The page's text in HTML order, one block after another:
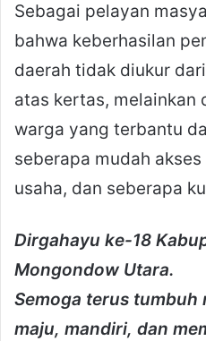
Sebagai pelayan
bahwa keberhasilan
daerah tidak diukur
atas kertas, melainkan
warga yang terbantu
seberapa mudah
usaha, dan seberapa
Dirgahayu ke-18
Mongondow Utara.
Semoga terus tumbuh
maju, mandiri, dan